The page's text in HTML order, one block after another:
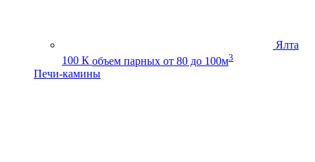
Ялта
100 К объем парных от 80 до 100м3
Печи-камины